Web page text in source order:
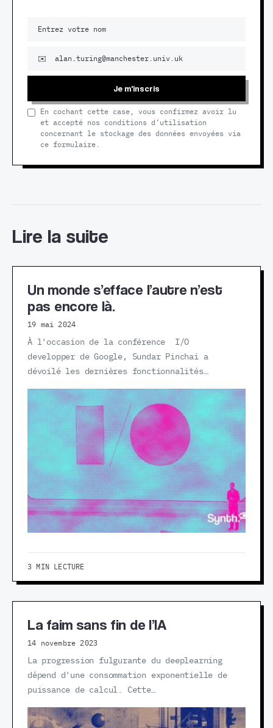
Je m'inscris
En cochant cette case, vous confirmez avoir lu
et accepté nos conditions d’utilisation
concernant le stockage des données envoyées via
ce formulaire.
Lire la suite
Un monde s’efface l’autre n’est
pas encore là.
19 mai 2024
À l'occasion de la conférence I/O
developper de Google, Sundar Pinchai a
dévoilé les dernières fonctionnalités…
3 MIN LECTURE
La faim sans fin de l’IA
14 novembre 2023
La progression fulgurante du deeplearning
dépend d'une consommation exponentielle de
puissance de calcul. Cette…